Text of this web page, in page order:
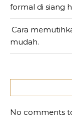
formal di siang
Cara
mudah.
No comments